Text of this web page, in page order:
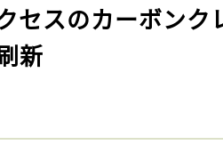
セスのカーボンク
新